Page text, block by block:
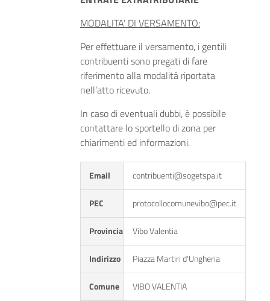
MODALITA’ DI VERSAMENTO:
Per effettuare il versamento, i gentili
contribuenti sono pregati di fare
riferimento alla modalità riportata
nell’atto ricevuto.
In caso di eventuali dubbi, è possibile
contattare lo sportello di zona per
chiarimenti ed informazioni.
Email contribuenti@sogetspa.it
PEC protocollocomunevibo@pec.it
Provincia Vibo Valentia
Indirizzo Piazza Martiri d'Ungheria
Comune VIBO VALENTIA